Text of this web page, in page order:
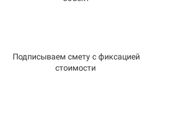
Подписываем смету с фиксацией
стоимости